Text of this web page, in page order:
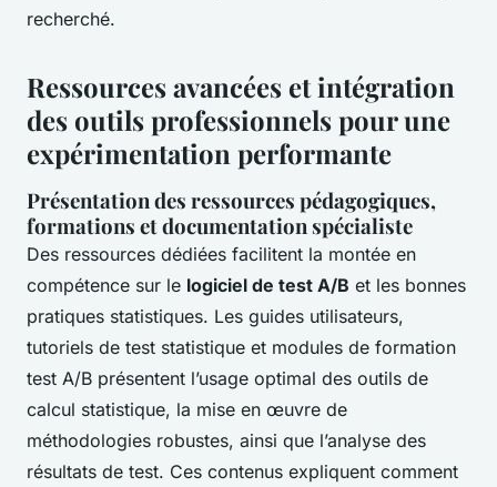
recherché.
Ressources avancées et intégration
des outils professionnels pour une
expérimentation performante
Présentation des ressources pédagogiques,
formations et documentation spécialiste
Des ressources dédiées facilitent la montée en
compétence sur le logiciel de test A/B et les bonnes
pratiques statistiques. Les guides utilisateurs,
tutoriels de test statistique et modules de formation
test A/B présentent l’usage optimal des outils de
calcul statistique, la mise en œuvre de
méthodologies robustes, ainsi que l’analyse des
résultats de test. Ces contenus expliquent comment